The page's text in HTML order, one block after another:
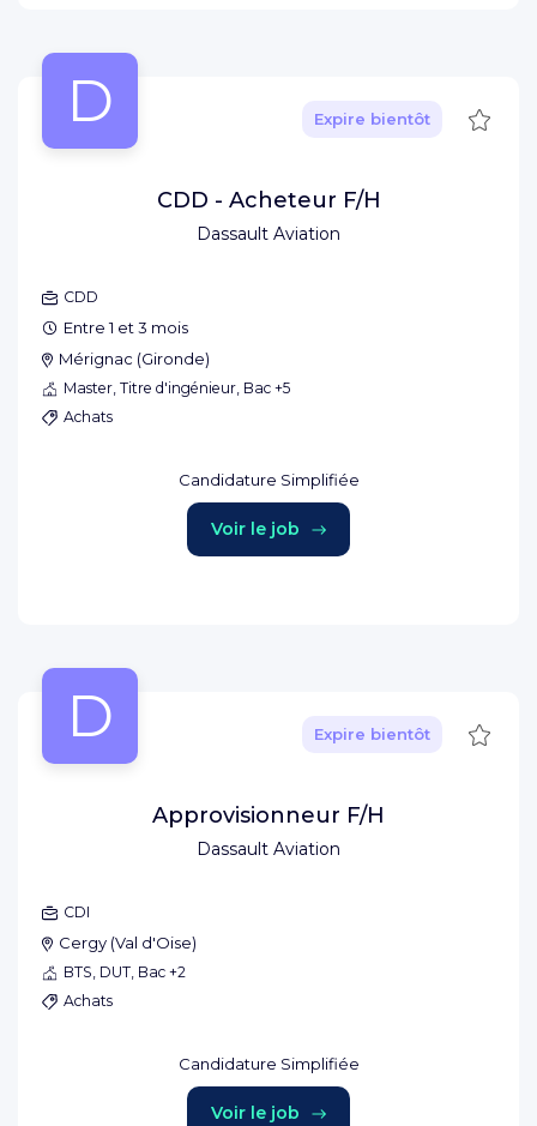
D
Dassault Aviation
Expire bientôt
CDD - Acheteur F/H
CDD
Entre 1 et 3 mois
Mérignac (Gironde)
Master, Titre d'ingénieur, Bac +5
Achats
Candidature Simplifiée
Voir le job
D
Dassault Aviation
Expire bientôt
Approvisionneur F/H
CDI
Cergy (Val d'Oise)
BTS, DUT, Bac +2
Achats
Candidature Simplifiée
Voir le job